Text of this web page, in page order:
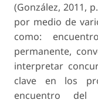
(González, 2011,
por medio de
como:
permanente,
interpretar
clave en los
encuentro del